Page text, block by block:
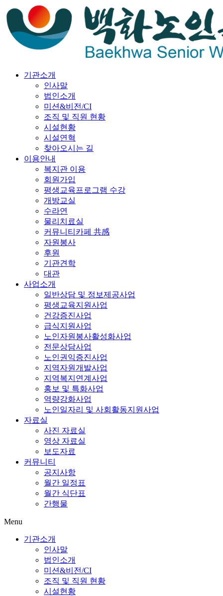
기관소개
인사말
법인소개
미션&비전/CI
조직 및 직원 현황
시설현황
시설연혁
찾아오시는 길
이용안내
복지관 이용
회원가입
평생교육프로그램 수강
개방교실
수라연
물리치료실
커뮤니티카페 共感
자원봉사
후원
기관견학
대관
사업소개
일반상담 및 정보제공사업
평생교육지원사업
건강증진사업
급식지원사업
노인자원봉사활성화사업
전문상담사업
노인권익증진사업
지역자원개발사업
지역복지연계사업
홍보 및 특화사업
역량강화사업
노인일자리 및 사회활동지원사업
자료실
사진 자료실
영상 자료실
보도자료
커뮤니티
공지사항
월간 일정표
월간 식단표
간행물
Menu
기관소개
인사말
법인소개
미션&비전/CI
조직 및 직원 현황
시설현황